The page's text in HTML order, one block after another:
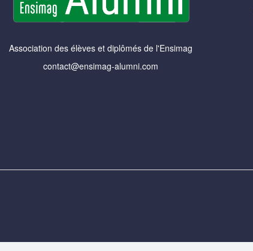
Association des élèves et diplômés de l'Ensimag
contact@ensimag-alumni.com